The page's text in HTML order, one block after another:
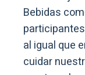
Bebidas
al igual que
cuidar